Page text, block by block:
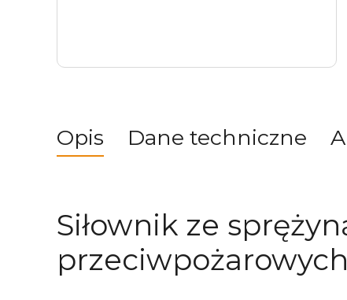
Opis Dane techniczne
Siłownik ze